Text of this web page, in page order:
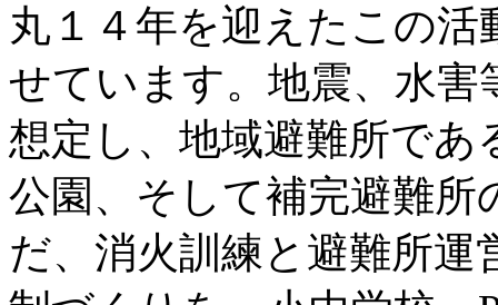
丸１４年を迎えたこの
せています。地震、水
想定し、地域避難所であ
公園、そして補完避難
だ、消火訓練と避難所運